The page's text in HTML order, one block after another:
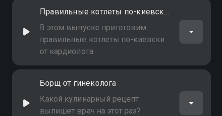
Правильные котлеты по-киевски от кардиолога
В этом выпуске приготовим
правильные котлеты по-киевски
от кардиолога
Борщ от гинеколога
Какой кулинарный рецепт
выпишет врач на этот раз?